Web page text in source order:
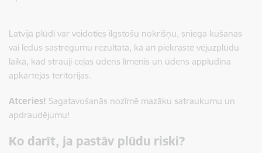
Latvijā plūdi var veidoties ilgstošu nokrišņu, sniega kušanas
vai ledus sastrēgumu rezultātā, kā arī piekrastē vējuzplūdu
laikā, kad strauji ceļas ūdens līmenis un ūdens appludina
apkārtējās teritorijas.
Atceries! Sagatavošanās nozīmē mazāku satraukumu un
apdraudējumu!
Ko darīt, ja pastāv plūdu riski?